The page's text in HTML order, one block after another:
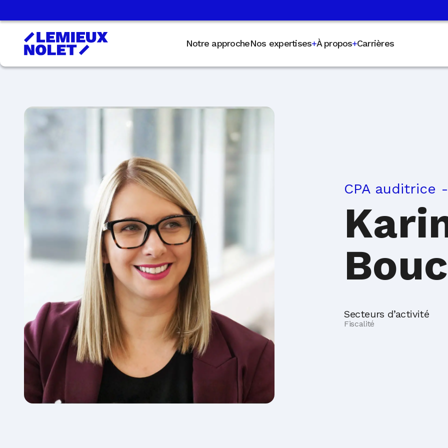
Notre approcheNos expertises À propos Carrières
CPA auditrice
Secteurs d’activité
Fiscalité